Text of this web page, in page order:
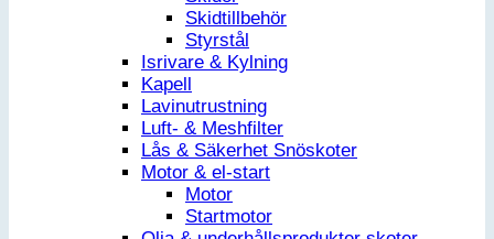
Skidtillbehör
Styrstål
Isrivare & Kylning
Kapell
Lavinutrustning
Luft- & Meshfilter
Lås & Säkerhet Snöskoter
Motor & el-start
Motor
Startmotor